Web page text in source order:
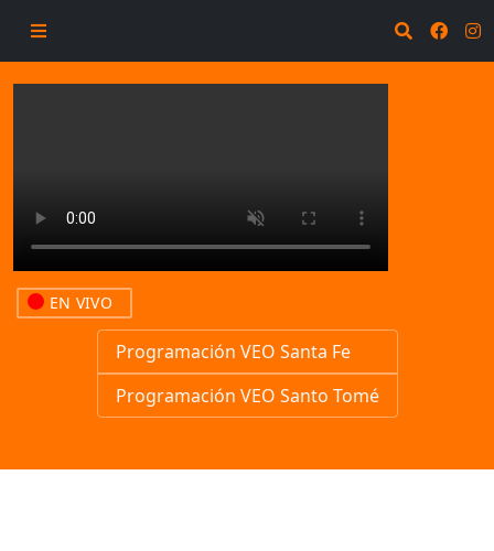
EN VIVO
Programación VEO Santa Fe
Programación VEO Santo Tomé